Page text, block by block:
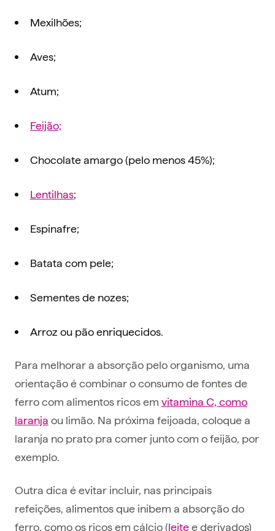
Mexilhões;
Aves;
Atum;
Feijão;
Chocolate amargo (pelo menos 45%);
Lentilhas;
Espinafre;
Batata com pele;
Sementes de nozes;
Arroz ou pão enriquecidos.
Para melhorar a absorção pelo organismo, uma
orientação é combinar o consumo de fontes de
ferro com alimentos ricos em vitamina C, como
laranja ou limão. Na próxima feijoada, coloque a
laranja no prato pra comer junto com o feijão, por
exemplo.
Outra dica é evitar incluir, nas principais
refeições, alimentos que inibem a absorção do
ferro, como os ricos em cálcio (leitee derivados)